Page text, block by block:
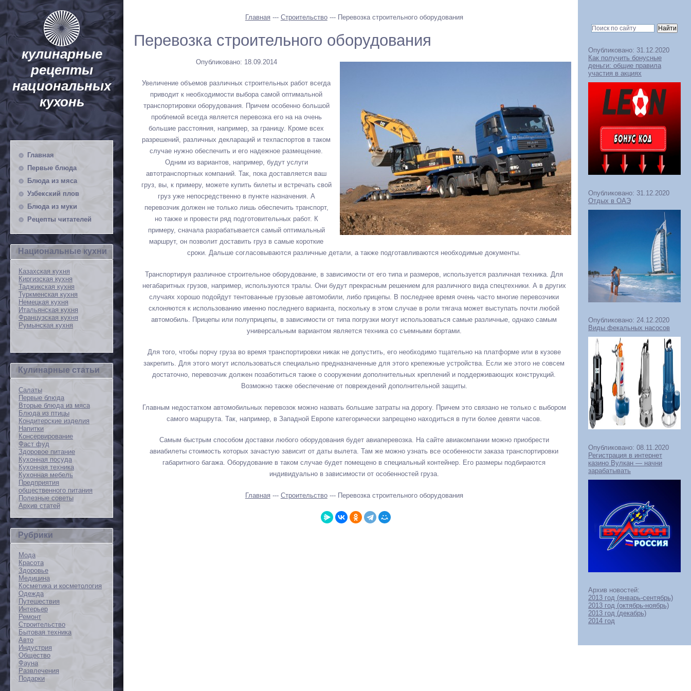
кулинарные
рецепты
национальных
кухонь
Главная
Первые блюда
Блюда из мяса
Узбекский плов
Блюда из муки
Рецепты читателей
Национальные кухни
Казахская кухня
Киргизская кухня
Таджикская кухня
Туркменская кухня
Немецкая кухня
Итальянская кухня
Французская кухня
Румынская кухня
Кулинарные статьи
Салаты
Первые блюда
Вторые блюда из мяса
Блюда из птицы
Кондитерские изделия
Напитки
Консервирование
Фаст фуд
Здоровое питание
Кухонная посуда
Кухонная техника
Кухонная мебель
Предприятия
общественного питания
Полезные советы
Архив статей
Рубрики
Мода
Красота
Здоровье
Медицина
Косметика и косметология
Одежда
Путешествия
Интерьер
Ремонт
Строительство
Бытовая техника
Авто
Индустрия
Общество
Фауна
Развлечения
Подарки
Опубликовано: 31.12.2020
Как получить бонусные
деньги: общие правила
участия в акциях
Опубликовано: 31.12.2020
Отдых в ОАЭ
Опубликовано: 24.12.2020
Виды фекальных насосов
Опубликовано: 08.11.2020
Регистрация в интернет
казино Вулкан — начни
зарабатывать
Архив новостей:
2013 год (январь-сентябрь)
2013 год (октябрь-ноябрь)
2013 год (декабрь)
2014 год
Главная --- Строительство--- Перевозка строительного оборудования
Перевозка строительного оборудования
Опубликовано: 18.09.2014
Увеличение объемов различных строительных работ всегда
приводит к необходимости выбора самой оптимальной
транспортировки оборудования. Причем особенно большой
проблемой всегда является перевозка его на на очень
большие расстояния, например, за границу. Кроме всех
разрешений, различных деклараций и техпаспортов в таком
случае нужно обеспечить и его надежное размещение.
Одним из вариантов, например, будут услуги
автотранспортных компаний. Так, пока доставляется ваш
груз, вы, к примеру, можете купить билеты и встречать свой
груз уже непосредственно в пункте назначения. А
перевозчик должен не только лишь обеспечить транспорт,
но также и провести ряд подготовительных работ. К
примеру, сначала разрабатывается самый оптимальный
маршрут, он позволит доставить груз в самые короткие
сроки. Дальше согласовываются различные детали, а также подготавливаются необходимые документы.
Транспортируя различное строительное оборудование, в зависимости от его типа и размеров, используется различная техника. Для
негабаритных грузов, например, используются тралы. Они будут прекрасным решением для различного вида спецтехники. А в других
случаях хорошо подойдут тентованные грузовые автомобили, либо прицепы. В последнее время очень часто многие перевозчики
склоняются к использованию именно последнего варианта, поскольку в этом случае в роли тягача может выступать почти любой
автомобиль. Прицепы или полуприцепы, в зависимости от типа погрузки могут использоваться самые различные, однако самым
универсальным вариантом является техника со съемными бортами.
Для того, чтобы порчу груза во время транспортировки никак не допустить, его необходимо тщательно на платформе или в кузове
закрепить. Для этого могут использоваться специально предназначенные для этого крепежные устройства. Если же этого не совсем
достаточно, перевозчик должен позаботиться также о сооружении дополнительных креплений и поддерживающих конструкций.
Возможно также обеспечение от повреждений дополнительной защиты.
Главным недостатком автомобильных перевозок можно назвать большие затраты на дорогу. Причем это связано не только с выбором
самого маршрута. Так, например, в Западной Европе категорически запрещено находиться в пути более девяти часов.
Самым быстрым способом доставки любого оборудования будет авиаперевозка. На сайте авиакомпании можно приобрести
авиабилеты стоимость которых зачастую зависит от даты вылета. Там же можно узнать все особенности заказа транспортировки
габаритного багажа. Оборудование в таком случае будет помещено в специальный контейнер. Его размеры подбираются
индивидуально в зависимости от особенностей груза.
Главная --- Строительство--- Перевозка строительного оборудования